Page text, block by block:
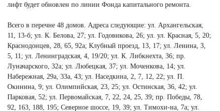
лифт будет обновлен по линии Фонда капитального ремонта.
Всего в перечне 48 домов. Адреса следующие: ул. Архангельская,
11, 13-б; ул. К. Белова, 27; ул. Годовикова, 26; ул. ул. Красная, 5, 20;
Краснодонцев, 28, 65, 92а; Клубный проезд, 13, 17; ул. Ленина, 3,
5, 11; ул. Ленинградская, 4, 19/20; ул. К. Либкнехта, 36; пр.
Луначарского, 32а; ул. Любецкая, 37; ул. Моченкова, 14; ул.
Набережная, 29а, 33а, 43; ул. Наседкина, 2, 7, 12, 22; ул. П.
Окинина, 9; ул. Олимпийская, 23, 25; ул. Остинская, 36, 42; ул.
Парковая, 52; ул. Первомайская, 7, 22, 24, 25, 39; пр. Победы, 78,
92, 163, 188, 195; Северное шоссе, 19, 39; ул. Тимохи-на, 7а; ул.